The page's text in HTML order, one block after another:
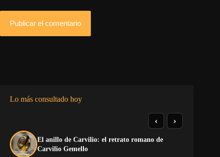
Publicar el comentario
Lo más consultado hoy
El anillo de Carvilio: el retrato romano de
Carvilio Gemello
‹ ›